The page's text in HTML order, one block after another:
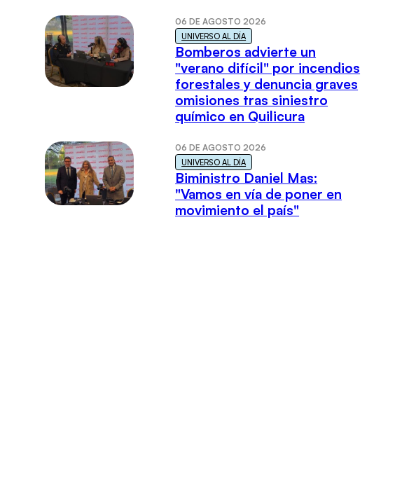
06 DE AGOSTO 2026
UNIVERSO AL DÍA
Bomberos advierte un
"verano difícil" por incendios
forestales y denuncia graves
omisiones tras siniestro
químico en Quilicura
06 DE AGOSTO 2026
UNIVERSO AL DÍA
Biministro Daniel Mas:
"Vamos en vía de poner en
movimiento el país"